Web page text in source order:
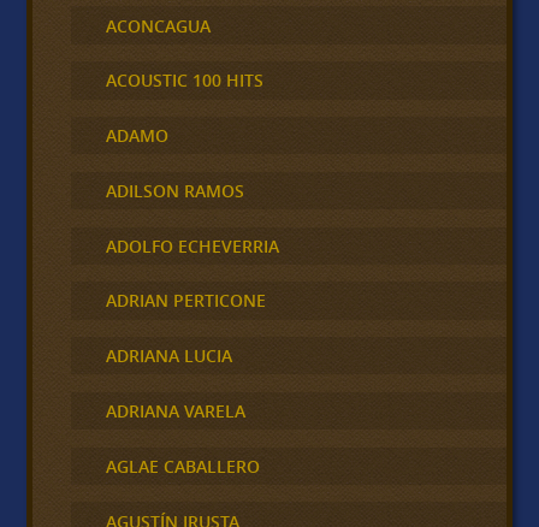
ACONCAGUA
ACOUSTIC 100 HITS
ADAMO
ADILSON RAMOS
ADOLFO ECHEVERRIA
ADRIAN PERTICONE
ADRIANA LUCIA
ADRIANA VARELA
AGLAE CABALLERO
AGUSTÍN IRUSTA